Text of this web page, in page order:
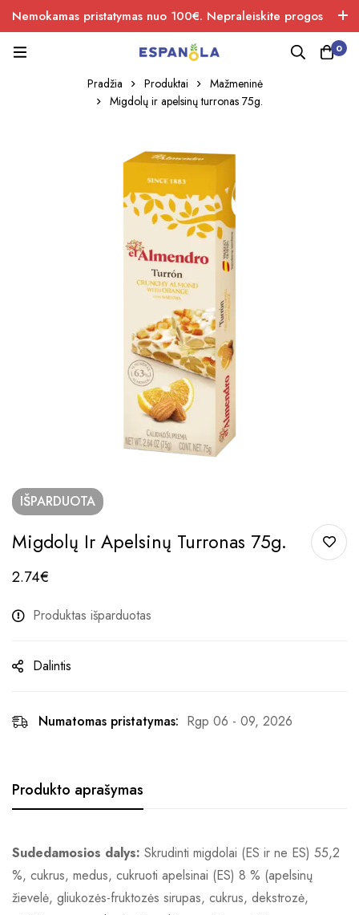
Nemokamas pristatymas nuo 100€. Nepraleiskite progos
įsigiti naujos produkcijos.
0
Pradžia Produktai
Mažmeninė
Migdolų ir apelsinų turronas 75g.
IŠPARDUOTA
Migdolų Ir Apelsinų Turronas 75g.
2.74€
Produktas išparduotas
Dalintis
Numatomas pristatymas: Rgp 06 - 09, 2026
Produkto aprašymas
Sudedamosios dalys: Skrudinti migdolai (ES ir ne ES) 55,2
%, cukrus, medus, cukruoti apelsinai (ES) 8 % (apelsinų
žievelė, gliukozės-fruktozės sirupas, cukrus, dekstrozė,